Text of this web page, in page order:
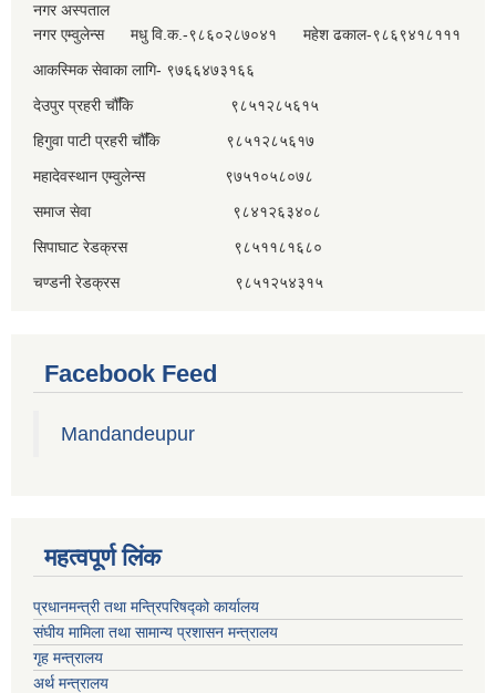
नगर अस्पताल
नगर एम्वुलेन्स मधु वि.क.-९८६०२८७०४१ महेश ढकाल-९८६९४१८१११
आकस्मिक सेवाका लागि- ९७६६४७३१६६
देउपुर प्रहरी चौँकि ९८५१२८५६१५
हिगुवा पाटी प्रहरी चौँकि ९८५१२८५६१७
महादेवस्थान एम्वुलेन्स ९७५१०५८०७८
समाज सेवा ९८४१२६३४०८
सिपाघाट रेडक्रस ९८५११८१६८०
चण्डनी रेडक्रस ९८५१२५४३१५
Facebook Feed
Mandandeupur
महत्वपूर्ण लिंक
प्रधानमन्त्री तथा मन्त्रिपरिषद्को कार्यालय
संघीय मामिला तथा सामान्य प्रशासन मन्त्रालय
गृह मन्त्रालय
अर्थ मन्त्रालय